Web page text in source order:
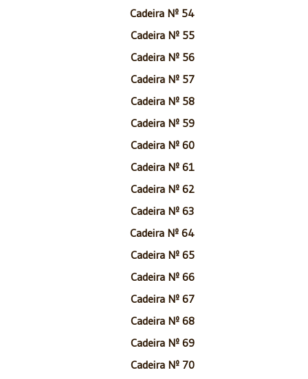
Cadeira Nº 54
Cadeira Nº 55
Cadeira Nº 56
Cadeira Nº 57
Cadeira Nº 58
Cadeira Nº 59
Cadeira Nº 60
Cadeira Nº 61
Cadeira Nº 62
Cadeira Nº 63
Cadeira Nº 64
Cadeira Nº 65
Cadeira Nº 66
Cadeira Nº 67
Cadeira Nº 68
Cadeira Nº 69
Cadeira Nº 70